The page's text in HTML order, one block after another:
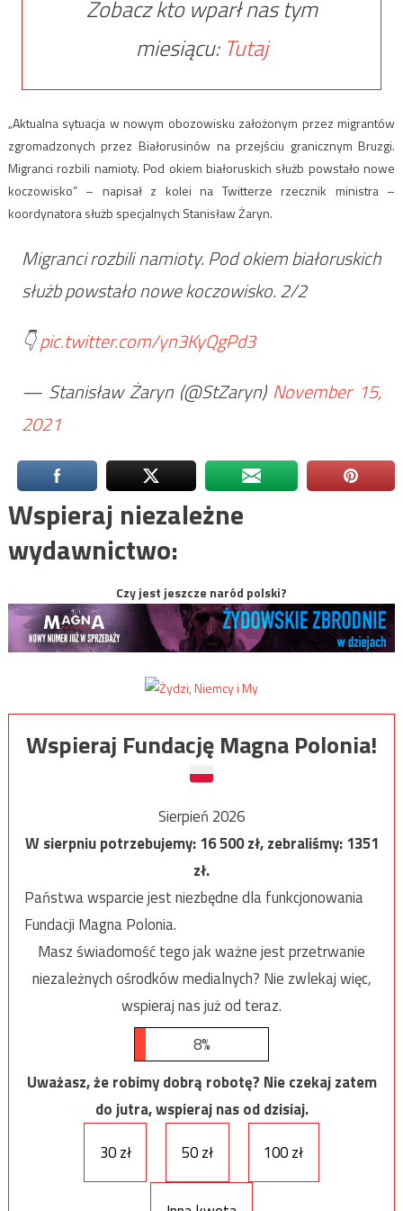
Zobacz kto wparł nas tym
miesiącu: Tutaj
„Aktualna sytuacja w nowym obozowisku założonym przez migrantów
zgromadzonych przez Białorusinów na przejściu granicznym Bruzgi.
Migranci rozbili namioty. Pod okiem białoruskich służb powstało nowe
koczowisko” – napisał z kolei na Twitterze rzecznik ministra –
koordynatora służb specjalnych Stanisław Żaryn.
Migranci rozbili namioty. Pod okiem białoruskich
służb powstało nowe koczowisko. 2/2
👇pic.twitter.com/yn3KyQgPd3
— Stanisław Żaryn (@StZaryn) November 15,
2021
Wspieraj niezależne
wydawnictwo:
Czy jest jeszcze naród polski?
Wspieraj Fundację Magna Polonia!
Sierpień 2026
W sierpniu potrzebujemy:16 500zł, zebraliśmy:1351
zł.
Państwa wsparcie jest niezbędne dla funkcjonowania
Fundacji Magna Polonia.
Masz świadomość tego jak ważne jest przetrwanie
niezależnych ośrodków medialnych? Nie zwlekaj więc,
wspieraj nas już od teraz.
8%
Uważasz, że robimy dobrą robotę? Nie czekaj zatem
do jutra, wspieraj nas od dzisiaj.
30 zł
50 zł 100 zł